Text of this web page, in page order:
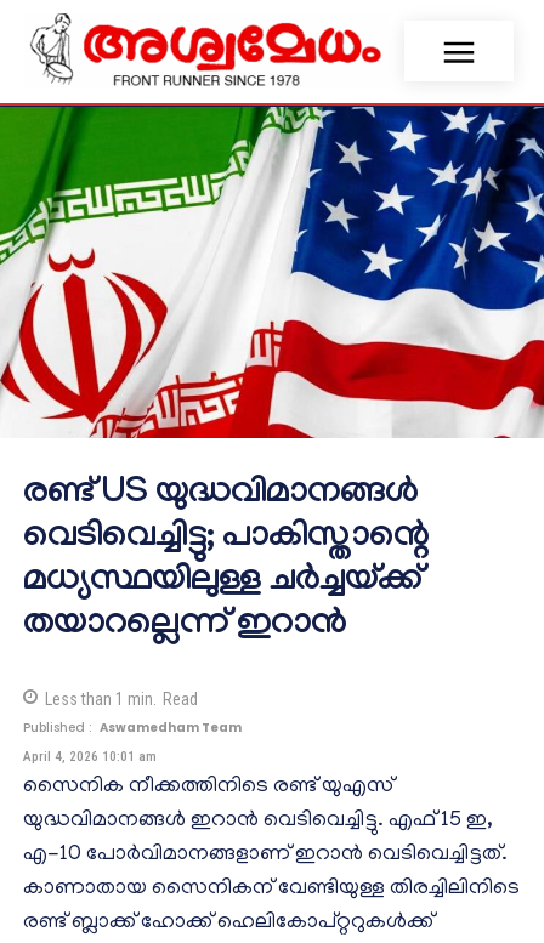
രണ്ട് US യുദ്ധവിമാനങ്ങൾ
വെടിവെച്ചിട്ടു; പാകിസ്താന്റെ
മധ്യസ്ഥയിലുള്ള ചർച്ചയ്ക്ക്
തയാറല്ലെന്ന് ഇറാൻ
Less than 1 min. Read
Published : Aswamedham Team
April 4, 2026 10:01 am
സൈനിക നീക്കത്തിനിടെ രണ്ട് യുഎസ്
യുദ്ധവിമാനങ്ങൾ ഇറാൻ വെടിവെച്ചിട്ടു. എഫ് 15 ഇ,
എ-10 പോർവിമാനങ്ങളാണ് ഇറാൻ‌ വെടിവെച്ചിട്ടത്.
കാണാതായ സൈനികന് വേണ്ടിയുള്ള തിരച്ചിലിനിടെ
രണ്ട് ബ്ലാക്ക് ഹോക്ക് ഹെലികോപ്റ്ററുകൾക്ക്